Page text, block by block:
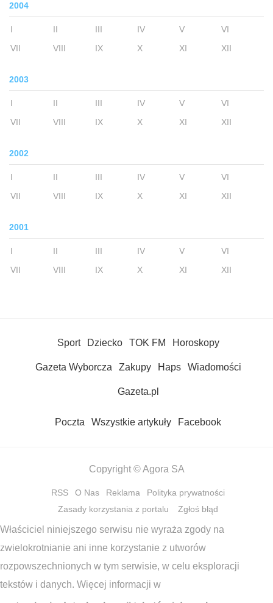
2004
I II III IV V
VI
VII
VIII IX X XI XII
2003
I II III IV V
VI
VII
VIII IX X XI XII
2002
I II III IV V
VI
VII
VIII IX X XI XII
2001
I II III IV V
VI
VII
VIII IX X XI XII
Sport Dziecko TOK FM Horoskopy
Gazeta Wyborcza Zakupy Haps Wiadomości
Gazeta.pl
Poczta Wszystkie artykuły Facebook
Copyright © Agora SA
RSS O Nas Reklama
Polityka prywatności
Zasady korzystania z portalu
Zgłoś błąd
Właściciel niniejszego serwisu nie wyraża zgody na
zwielokrotnianie ani inne korzystanie z utworów
rozpowszechnionych w tym serwisie, w celu eksploracji
tekstów i danych. Więcej informacji w